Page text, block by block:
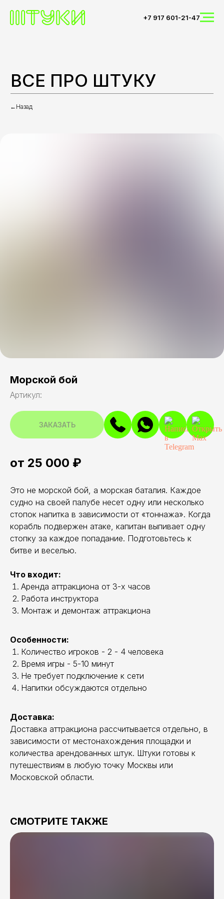
+7 917 601-21-47
←Назад
Морской бой
Артикул:
ЗАКАЗАТЬ
от 25 000 ₽
Это не морской бой, а морская баталия. Каждое
судно на своей палубе несет одну или несколько
стопок напитка в зависимости от «тоннажа». Когда
корабль подвержен атаке, капитан выпивает одну
стопку за каждое попадание. Подготовьтесь к
битве и веселью.
Что входит:
Аренда аттракциона от 3-х часов
Работа инструктора
Монтаж и демонтаж аттракциона
Особенности:
Количество игроков - 2 - 4 человека
Время игры - 5-10 минут
Не требует подключение к сети
Напитки обсуждаются отдельно
Доставка:
Доставка аттракциона рассчитывается отдельно, в
зависимости от местонахождения площадки и
количества арендованных штук. Штуки готовы к
путешествиям в любую точку Москвы или
Московской области.
СМОТРИТЕ ТАКЖЕ